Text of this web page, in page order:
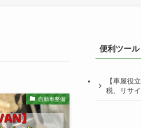
自動車整備
便利ツール
【車屋役
税、リサ